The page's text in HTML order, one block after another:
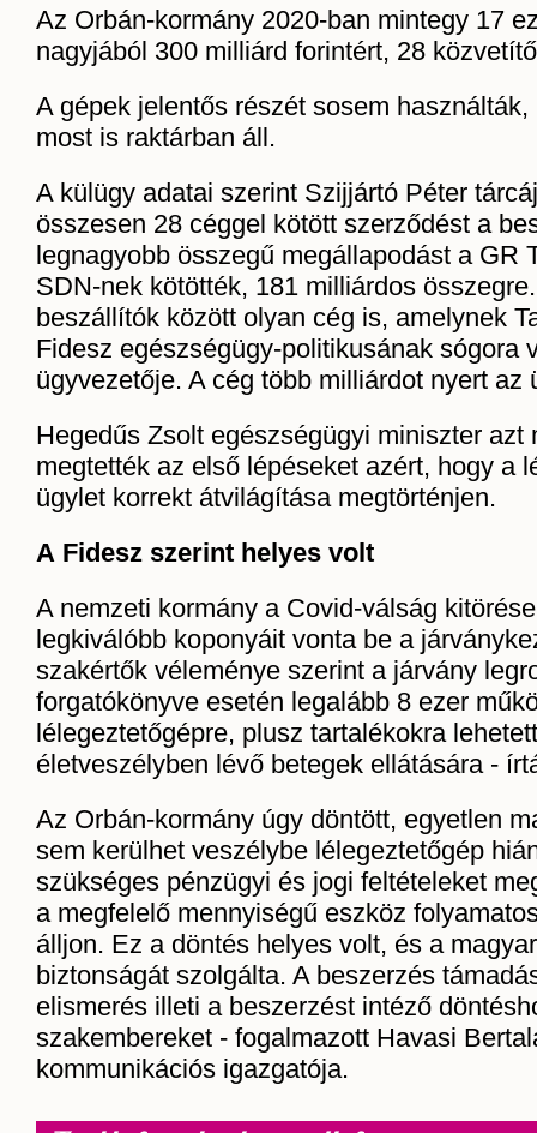
Az Orbán-kormány 2020-ban mintegy 17
nagyjából 300 milliárd forintért, 28
A gépek jelentős részét sosem
most is raktárban áll.
A külügy adatai szerint Szijjártó Péter
összesen 28 céggel kötött szerződést a
legnagyobb összegű megállapodást a GR
SDN-nek kötötték, 181 milliárdos
beszállítók között olyan cég is, amelynek
Fidesz egészségügy-politikusának sógora
ügyvezetője. A cég több milliárdot nyert az
Hegedűs Zsolt egészségügyi miniszter azt
megtették az első lépéseket azért, hogy a
ügylet korrekt átvilágítása megtörténjen.
A Fidesz szerint helyes volt
A nemzeti kormány a Covid-válság
legkiválóbb koponyáit vonta be a
szakértők véleménye szerint a járvány
forgatókönyve esetén legalább 8 ezer
lélegeztetőgépre, plusz tartalékokra
életveszélyben lévő betegek ellátására -
Az Orbán-kormány úgy döntött, egyetlen
sem kerülhet veszélybe lélegeztetőgép
szükséges pénzügyi és jogi feltételeket
a megfelelő mennyiségű eszköz
álljon. Ez a döntés helyes volt, és a
biztonságát szolgálta. A beszerzés
elismerés illeti a beszerzést intéző
szakembereket - fogalmazott Havasi
kommunikációs igazgatója.